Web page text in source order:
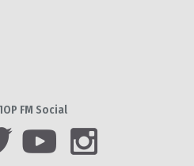
FM Social